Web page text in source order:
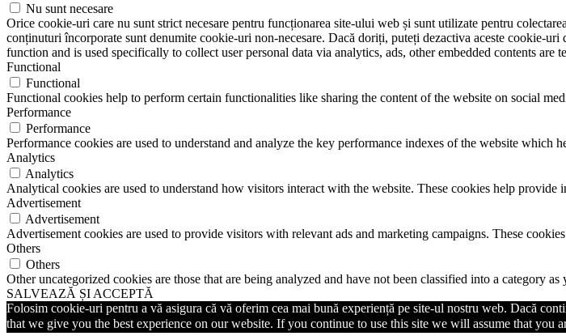
Nu sunt necesare
Orice cookie-uri care nu sunt strict necesare pentru funcționarea site-ului web și sunt utilizate pentru
conținuturi încorporate sunt denumite cookie-uri non-necesare. Dacă doriți, puteți dezactiva aceste cookie-
function and is used specifically to collect user personal data via analytics, ads, other embedded contents
Functional
Functional
Functional cookies help to perform certain functionalities like sharing the content of the website on social
Performance
Performance
Performance cookies are used to understand and analyze the key performance indexes of the website which
Analytics
Analytics
Analytical cookies are used to understand how visitors interact with the website. These cookies help
Advertisement
Advertisement
Advertisement cookies are used to provide visitors with relevant ads and marketing campaigns. These
Others
Others
Other uncategorized cookies are those that are being analyzed and have not been classified into a category as
SALVEAZĂ ȘI ACCEPTĂ
Folosim cookie-uri pentru a vă asigura că vă oferim cea mai bună experiență pe site-ul nostru web. Dacă
that we give you the best experience on our website. If you continue to use this site we will assume that you